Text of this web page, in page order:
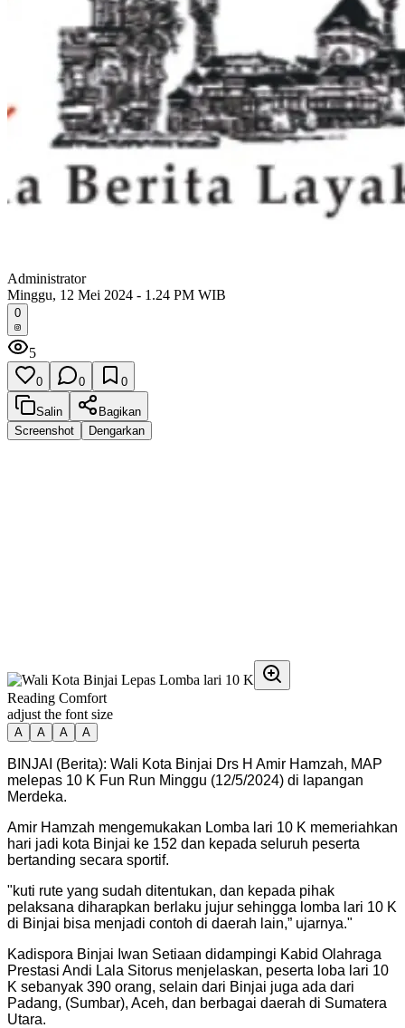
Administrator
Minggu, 12 Mei 2024 - 1.24 PM WIB
0
5
0 0 0
Salin
Bagikan
Screenshot
Dengarkan
Reading Comfort
adjust the font size
A A A A
BINJAI (Berita): Wali Kota Binjai Drs H Amir Hamzah, MAP
melepas 10 K Fun Run Minggu (12/5/2024) di lapangan
Merdeka.
Amir Hamzah mengemukakan Lomba lari 10 K memeriahkan
hari jadi kota Binjai ke 152 dan kepada seluruh peserta
bertanding secara sportif.
"kuti rute yang sudah ditentukan, dan kepada pihak
pelaksana diharapkan berlaku jujur sehingga lomba lari 10 K
di Binjai bisa menjadi contoh di daerah lain,” ujarnya."
Kadispora Binjai Iwan Setiaan didampingi Kabid Olahraga
Prestasi Andi Lala Sitorus menjelaskan, peserta loba lari 10
K sebanyak 390 orang, selain dari Binjai juga ada dari
Padang, (Sumbar), Aceh, dan berbagai daerah di Sumatera
Utara.